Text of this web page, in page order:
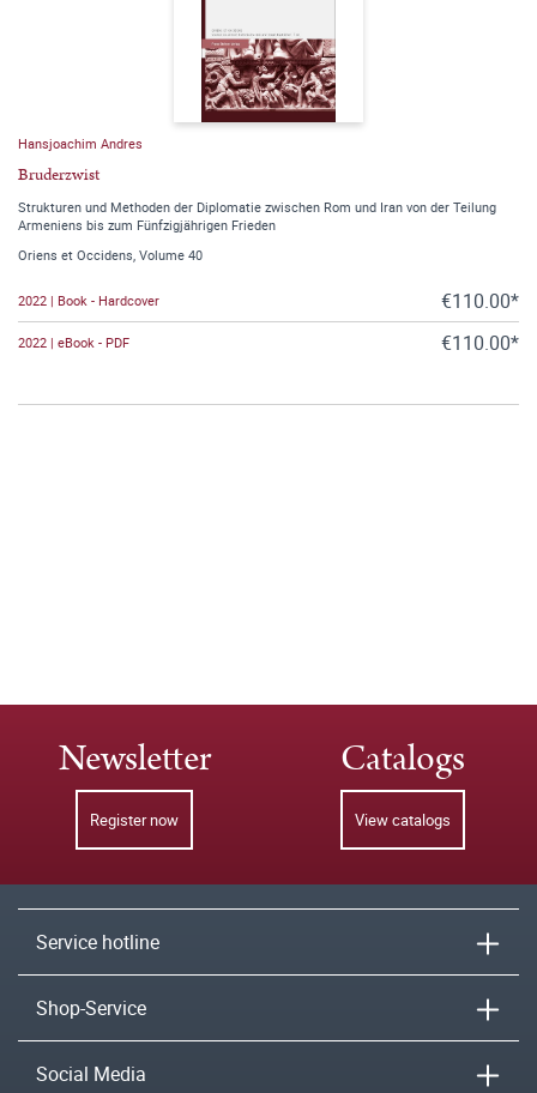
Hansjoachim Andres
Bruderzwist
Strukturen und Methoden der Diplomatie zwischen Rom und Iran von der Teilung
Armeniens bis zum Fünfzigjährigen Frieden
Oriens et Occidens, Volume 40
2022 | Book - Hardcover €110.00*
2022 | eBook - PDF €110.00*
Newsletter
Register now
Catalogs
View catalogs
Service hotline
Shop-Service
Social Media